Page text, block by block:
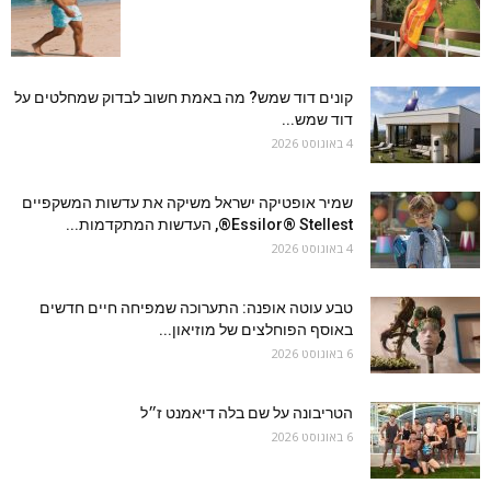
קונים דוד שמש? מה באמת חשוב לבדוק שמחלטים על
דוד שמש...
4 באוגוסט 2026
שמיר אופטיקה ישראל משיקה את עדשות המשקפיים
Essilor® Stellest®, העדשות המתקדמות...
4 באוגוסט 2026
טבע עוטה אופנה: התערוכה שמפיחה חיים חדשים
באוסף הפוחלצים של מוזיאון...
6 באוגוסט 2026
הטריבונה על שם בלה דיאמנט ז״ל
6 באוגוסט 2026